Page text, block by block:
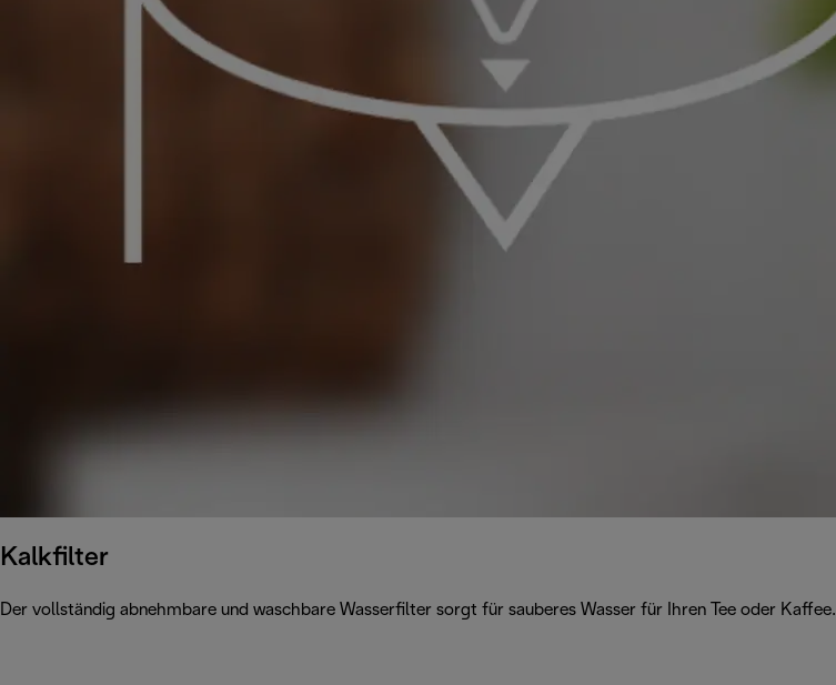
Kalkfilter
Der vollständig abnehmbare und waschbare Wasserfilter sorgt für sauberes Wasser für Ihren Tee oder Kaffee.